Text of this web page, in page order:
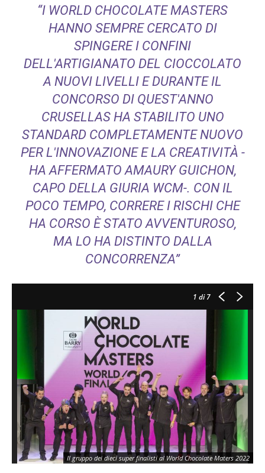
“I WORLD CHOCOLATE MASTERS
HANNO SEMPRE CERCATO DI
SPINGERE I CONFINI
DELL'ARTIGIANATO DEL CIOCCOLATO
A NUOVI LIVELLI E DURANTE IL
CONCORSO DI QUEST'ANNO
CRUSELLAS HA STABILITO UNO
STANDARD COMPLETAMENTE NUOVO
PER L'INNOVAZIONE E LA CREATIVITÀ -
HA AFFERMATO AMAURY GUICHON,
CAPO DELLA GIURIA WCM-. CON IL
POCO TEMPO, CORRERE I RISCHI CHE
HA CORSO È STATO AVVENTUROSO,
MA LO HA DISTINTO DALLA
CONCORRENZA”
1 di 7
Il gruppo dei dieci super finalisti al World Chocolate Maters 2022